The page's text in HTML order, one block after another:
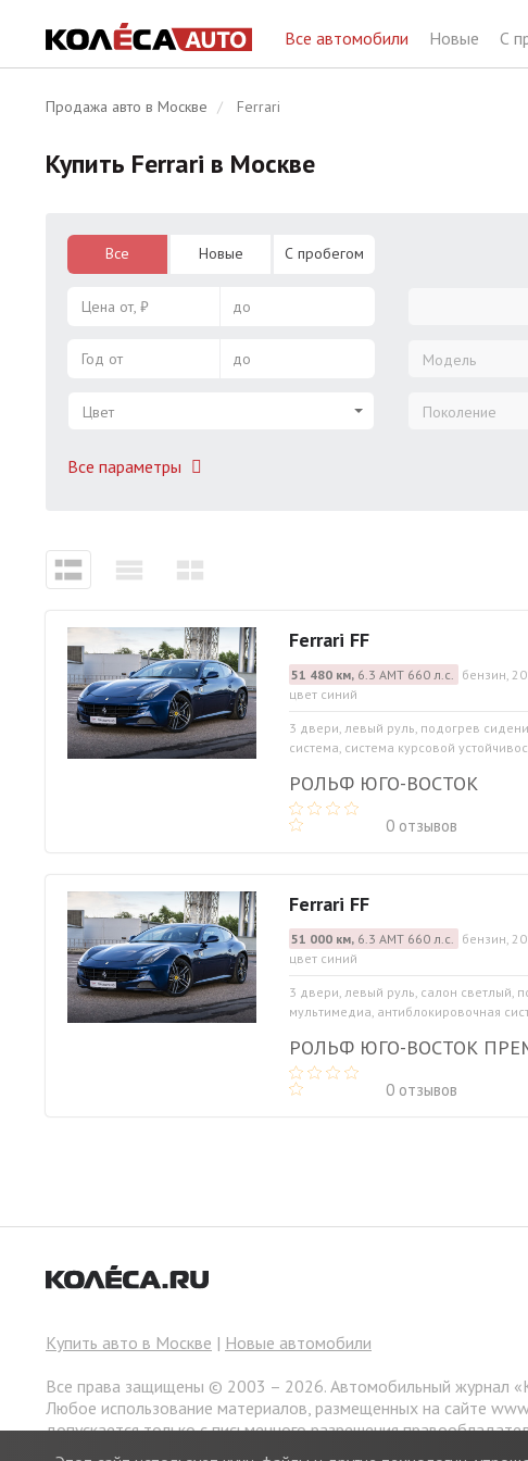
Все автомобили Новые С
Продажа авто в Москве Ferrari
Купить Ferrari в Москве
Все Новые С пробегом
Цена от, ₽ до
Год от до
Цвет
Все параметры
Модель
Поколение
Ferrari FF
51 480 км,6.3 АМТ 660 л.с. бензин,
цвет синий
3 двери, левый руль, подогрев
система, система курсовой
РОЛЬФ ЮГО-ВОСТОК
0 отзывов
Ferrari FF
51 000 км,6.3 АМТ 660 л.с. бензин,
цвет синий
3 двери, левый руль, салон светлый,
мультимедиа, антиблокировочная
РОЛЬФ ЮГО-ВОСТОК
0 отзывов
Купить авто в Москве | Новые автомобили
Все права защищены © 2003 – 2026. Автомобильный журнал
Любое использование материалов, размещенных на сайте
допускается только с письменного разрешения